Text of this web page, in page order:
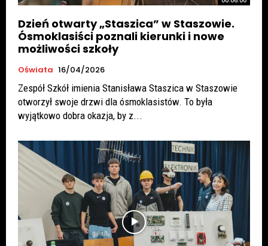
Dzień otwarty „Staszica” w Staszowie.
Ósmoklasiści poznali kierunki i nowe
możliwości szkoły
Oświata 16/04/2026
Zespół Szkół imienia Stanisława Staszica w Staszowie
otworzył swoje drzwi dla ósmoklasistów. To była
wyjątkowo dobra okazja, by z...